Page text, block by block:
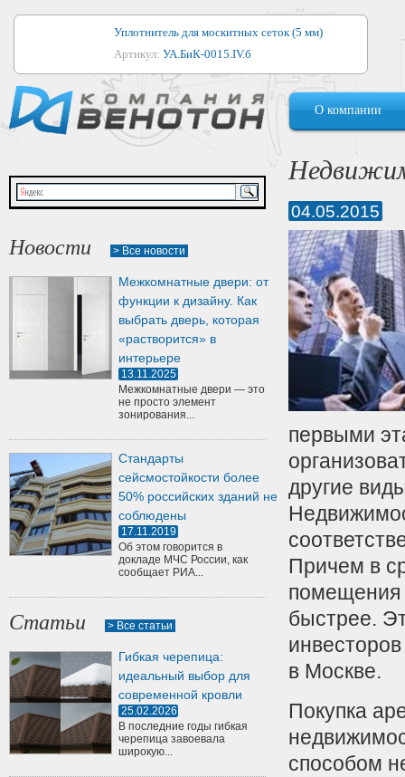
Уплотнитель для москитных сеток (5 мм)
Артикул: УА.БиК-0015.IV.б
Уплотнитель для алюминиевых окон
Артикул:1044
Уплотнитель для деревянных окон
Артикул:УМ.БиК-0062.IV.б
Уплотнитель лоджиевый для (4, 5, 6 мм)
Уплотнитель для деревянных дверей
Артикул:
О компании
Новости > Все новости
Межкомнатные двери: от
функции к дизайну. Как
выбрать дверь, которая
«растворится» в
интерьере
13.11.2025
Межкомнатные двери — это
не просто элемент
зонирования...
Стандарты
сейсмостойкости более
50% российских зданий не
соблюдены
17.11.2019
Об этом говорится в
докладе МЧС России, как
сообщает РИА...
Статьи > Все статьи
Гибкая черепица:
идеальный выбор для
современной кровли
25.02.2026
В последние годы гибкая
черепица завоевала
широкую...
04.05.2015
первыми
другие
Причем в
помещения
быстрее.
в Москве.
Покупка
способом